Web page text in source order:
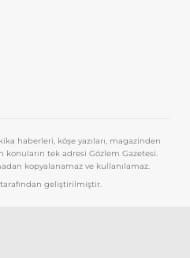
haberleri, köşe yazıları, magazinden
konuların tek adresi Gözlem Gazetesi.
kopyalanamaz ve kullanılamaz.
tarafından geliştirilmiştir.